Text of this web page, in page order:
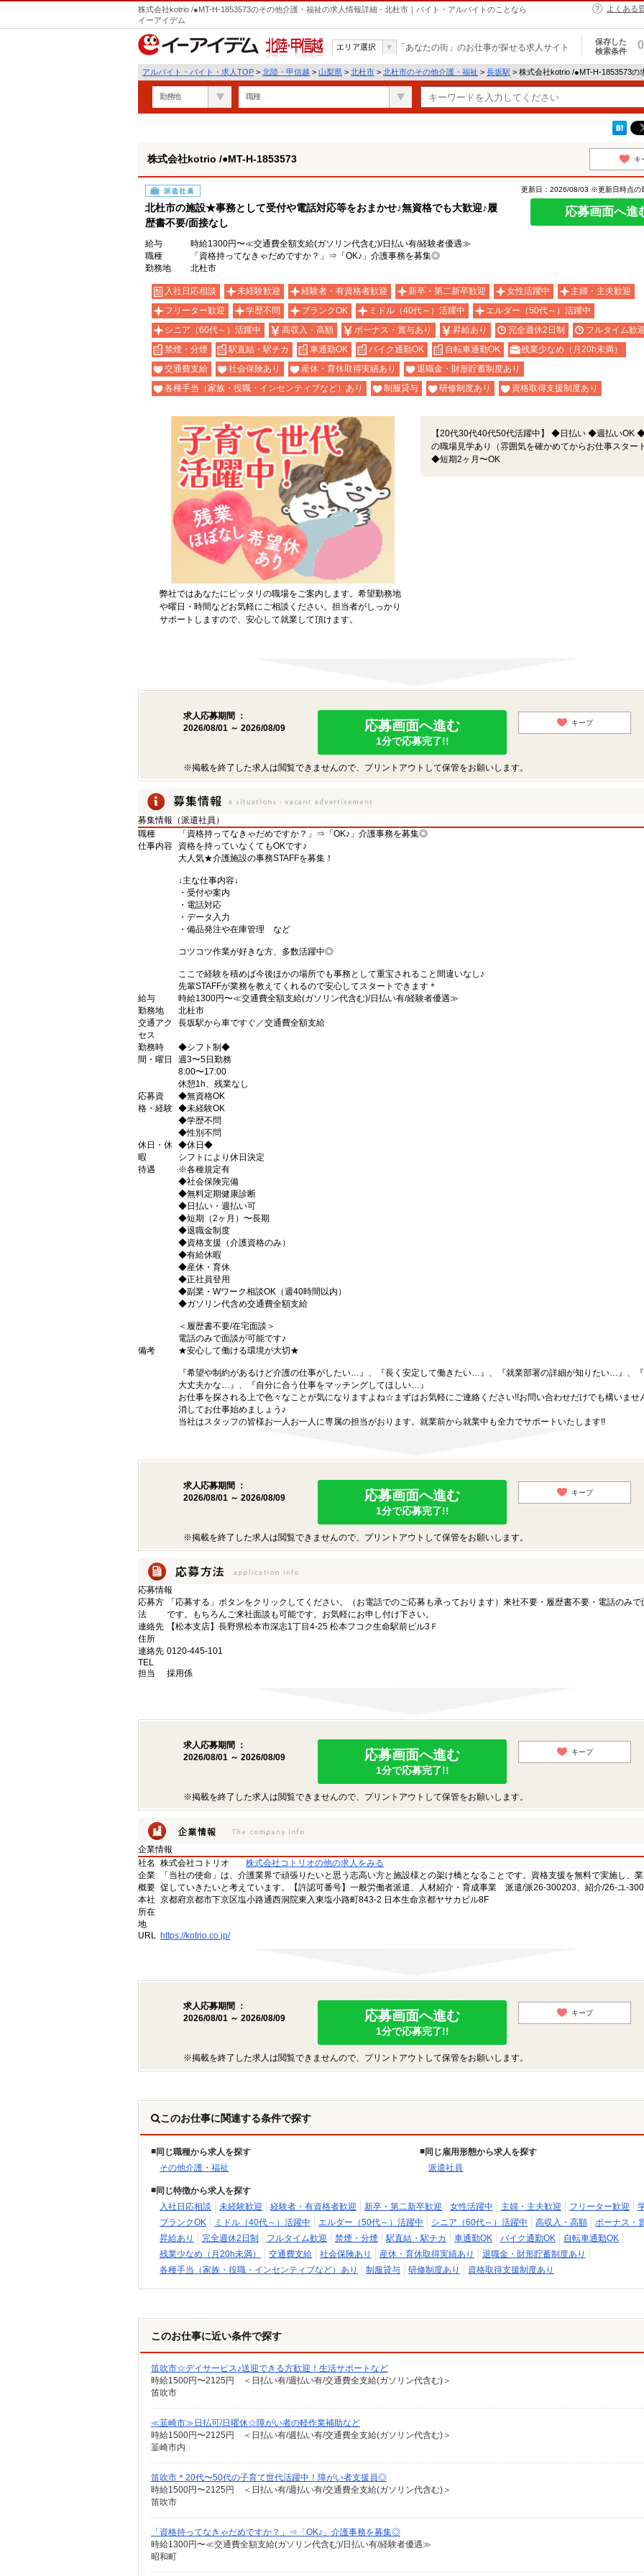
株式会社kotrio /●MT-H-1853573のその他介護・福祉の求人情報詳細 - 北杜市｜バイト・アルバイトのことなら
イーアイデム
よくある
北陸・甲信越
エリア選択 「あなたの街」のお仕事が探せる求人サイト
保存した
検索条件
0
アルバイト・バイト・求人TOP > 北陸・甲信越 > 山梨県 > 北杜市 > 北杜市のその他介護・福祉 > 長坂駅 > 株式会社kotrio /●MT-H-1853573の
勤務地 職種
株式会社kotrio /●MT-H-1853573 キ
派遣社員
北杜市の施設★事務として受付や電話対応等をおまかせ♪無資格でも大歓迎♪履
歴書不要/面接なし
更新日：2026/08/03 ※更新日時点の
応募画面へ進
給与
時給1300円〜≪交通費全額支給(ガソリン代含む)/日払い有/経験者優遇≫
職種
「資格持ってなきゃだめですか？」⇒「OK♪」介護事務を募集◎
勤務地
北杜市
入社日応相談 未経験歓迎 経験者・有資格者歓迎 新卒・第二新卒歓迎 女性活躍中
主婦・主夫歓迎
フリーター歓迎
学歴不問 ブランクOK ミドル（40代～）活躍中
エルダー（50代～）活躍中
シニア（60代～）活躍中
高収入・高額 ボーナス・賞与あり 昇給あり 完全週休2日制
フルタイム歓
禁煙・分煙
駅直結・駅チカ 車通勤OK バイク通勤OK 自転車通勤OK
残業少なめ（月20h未満）
交通費支給
社会保険あり 産休・育休取得実績あり
退職金・財形貯蓄制度あり
各種手当（家族・役職・インセンティブなど）あり
制服貸与 研修制度あり 資格取得支援制度あり
弊社ではあなたにピッタリの職場をご案内します。希望勤務地
や曜日・時間などお気軽にご相談ください。担当者がしっかり
サポートしますので、安心して就業して頂けます。
【20代30代40代50代活躍中】 ◆日払い ◆週払いOK
の職場見学あり（雰囲気を確かめてからお仕事スタート
◆短期2ヶ月〜OK
求人応募期間 ：
2026/08/01 ～ 2026/08/09
応募画面へ進む
1分で応募完了!!
キープ
※掲載を終了した求人は閲覧できませんので、プリントアウトして保管をお願いします。
募集情報（派遣社員）
職種
「資格持ってなきゃだめですか？」⇒「OK♪」介護事務を募集◎
仕事内容
資格を持っていなくてもOKです♪
大人気★介護施設の事務STAFFを募集！
↓主な仕事内容↓
・受付や案内
・電話対応
・データ入力
・備品発注や在庫管理 など
コツコツ作業が好きな方、多数活躍中◎
ここで経験を積めば今後ほかの場所でも事務として重宝されること間違いなし♪
先輩STAFFが業務を教えてくれるので安心してスタートできます＊
給与
時給1300円〜≪交通費全額支給(ガソリン代含む)/日払い有/経験者優遇≫
勤務地
北杜市
交通アク
セス
長坂駅から車ですぐ／交通費全額支給
勤務時
間・曜日
◆シフト制◆
週3〜5日勤務
8:00〜17:00
休憩1h、残業なし
応募資
格・経験
◆無資格OK
◆未経験OK
◆学歴不問
◆性別不問
休日・休
暇
◆休日◆
シフトにより休日決定
待遇
※各種規定有
◆社会保険完備
◆無料定期健康診断
◆日払い・週払い可
◆短期（2ヶ月）〜長期
◆退職金制度
◆資格支援（介護資格のみ）
◆有給休暇
◆産休・育休
◆正社員登用
◆副業・Wワーク相談OK（週40時間以内）
◆ガソリン代含め交通費全額支給
＜履歴書不要/在宅面談＞
電話のみで面談が可能です♪
備考
★安心して働ける環境が大切★
『希望や制約があるけど介護の仕事がしたい…』、『長く安定して働きたい…』、『就業部署の詳細が知りたい…』、
大丈夫かな…』、『自分に合う仕事をマッチングしてほしい…』
お仕事を探される上で色々なことが気になりますよね☆まずはお気軽にご連絡ください!!お問い合わせだけでも構いませ
消してお仕事始めましょう♪
当社はスタッフの皆様お一人お一人に専属の担当がおります。就業前から就業中も全力でサポートいたします!!
求人応募期間 ：
2026/08/01 ～ 2026/08/09
応募画面へ進む
1分で応募完了!!
キープ
※掲載を終了した求人は閲覧できませんので、プリントアウトして保管をお願いします。
応募情報
応募方
法
「応募する」ボタンをクリックしてください。（お電話でのご応募も承っております）来社不要・履歴書不要・電話のみで
です。もちろんご来社面談も可能です。お気軽にお申し付け下さい。
連絡先
住所
【松本支店】長野県松本市深志1丁目4-25 松本フコク生命駅前ビル3Ｆ
連絡先
TEL
0120-445-101
担当 採用係
求人応募期間 ：
2026/08/01 ～ 2026/08/09
応募画面へ進む
1分で応募完了!!
キープ
※掲載を終了した求人は閲覧できませんので、プリントアウトして保管をお願いします。
企業情報
社名
株式会社コトリオ
株式会社コトリオの他の求人をみる
企業
概要
「当社の使命」は、介護業界で頑張りたいと思う志高い方と施設様との架け橋となることです。資格支援を無料で実施し、
促していきたいと考えています。【許認可番号】一般労働者派遣、人材紹介・育成事業 派遣/派26-300203、紹介/26-ユ-
本社
所在
地
京都府京都市下京区塩小路通西洞院東入東塩小路町843-2 日本生命京都ヤサカビル8F
URL https://kotrio.co.jp/
求人応募期間 ：
2026/08/01 ～ 2026/08/09
応募画面へ進む
1分で応募完了!!
キープ
※掲載を終了した求人は閲覧できませんので、プリントアウトして保管をお願いします。
このお仕事に関連する条件で探す
同じ職種から求人を探す
その他介護・福祉
同じ雇用形態から求人を探す
派遣社員
同じ特徴から求人を探す
入社日応相談
未経験歓迎 経験者・有資格者歓迎 新卒・第二新卒歓迎 女性活躍中 主婦・主夫歓迎 フリーター歓迎
ブランクOK
ミドル（40代～）活躍中 エルダー（50代～）活躍中 シニア（60代～）活躍中 高収入・高額
ボーナス・
昇給あり
完全週休2日制 フルタイム歓迎 禁煙・分煙 駅直結・駅チカ 車通勤OK バイク通勤OK
自転車通勤OK
残業少なめ（月20h未満）
交通費支給 社会保険あり 産休・育休取得実績あり
退職金・財形貯蓄制度あり
各種手当（家族・役職・インセンティブなど）あり
制服貸与 研修制度あり 資格取得支援制度あり
このお仕事に近い条件で探す
笛吹市☆デイサービス♪送迎できる方歓迎！生活サポートなど
時給1500円〜2125円 ＜日払い有/週払い有/交通費全支給(ガソリン代含む)＞
笛吹市
≪韮崎市≫日払可/日曜休☆障がい者の軽作業補助など
時給1500円〜2125円 ＜日払い有/週払い有/交通費全支給(ガソリン代含む)＞
韮崎市内
笛吹市＊20代〜50代の子育て世代活躍中！障がい者支援員◎
時給1500円〜2125円 ＜日払い有/週払い有/交通費全支給(ガソリン代含む)＞
笛吹市
「資格持ってなきゃだめですか？」⇒「OK♪」介護事務を募集◎
時給1300円〜≪交通費全額支給(ガソリン代含む)/日払い有/経験者優遇≫
昭和町